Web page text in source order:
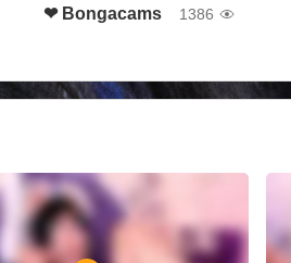
1386
Bongacams ❤